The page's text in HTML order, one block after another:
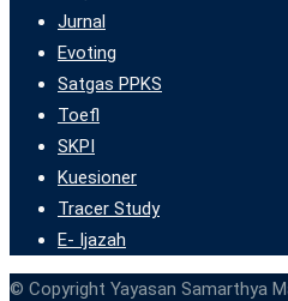
Jurnal
Evoting
Satgas PPKS
Toefl
SKPI
Kuesioner
Tracer Study
E- Ijazah
© Copyright Yayasan Samarthya